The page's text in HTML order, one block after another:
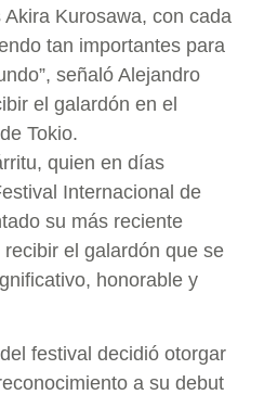
Kurosawa, con cada
tan importantes para
señaló Alejandro
el galardón en el
Tokio.
quien en días
Internacional de
su más reciente
recibir el galardón que se
honorable y
festival decidió otorgar
a su debut